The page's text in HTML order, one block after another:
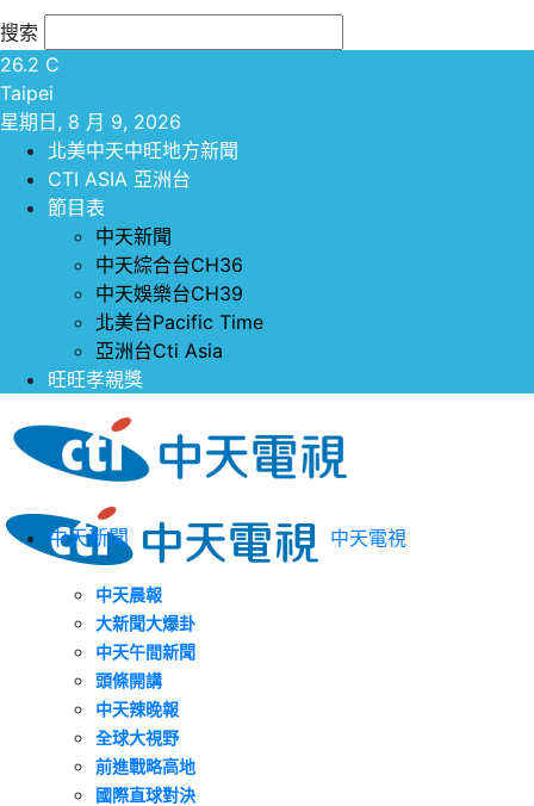
搜索
26.2 C
Taipei
星期日, 8 月 9, 2026
北美中天中旺地方新聞
CTI ASIA 亞洲台
節目表
中天新聞
中天綜合台CH36
中天娛樂台CH39
北美台Pacific Time
亞洲台Cti Asia
旺旺孝親獎
中天電視
中天新聞
中天晨報
大新聞大爆卦
中天午間新聞
頭條開講
中天辣晚報
全球大視野
前進戰略高地
國際直球對決